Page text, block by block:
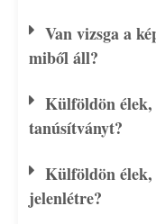
Van vizsga a
miből áll?
Külföldön élek,
tanúsítványt?
Külföldön élek,
jelenlétre?